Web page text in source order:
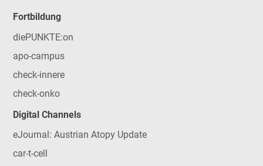
Fortbildung
diePUNKTE:on
apo-campus
check-innere
check-onko
Digital Channels
eJournal: Austrian Atopy Update
car-t-cell